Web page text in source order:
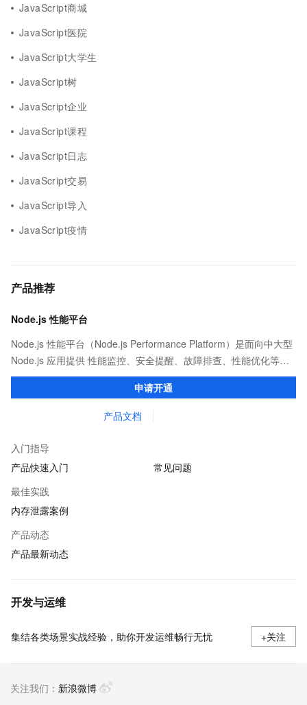
JavaScript商城
JavaScript医院
JavaScript大学生
JavaScript树
JavaScript企业
JavaScript课程
JavaScript日志
JavaScript交易
JavaScript导入
JavaScript疫情
产品推荐
Node.js 性能平台
Node.js 性能平台（Node.js Performance Platform）是面向中大型
Node.js 应用提供 性能监控、安全提醒、故障排查、性能优化等服
务的整体性解决方案。提供完善的工具链和服务，协助客户主动、
申请开通
产品文档
入门指导
产品快速入门
常见问题
最佳实践
内存泄露案例
产品动态
产品最新动态
开发与运维
集结各类场景实战经验，助你开发运维畅行无忧 +关注
关注我们： 新浪微博